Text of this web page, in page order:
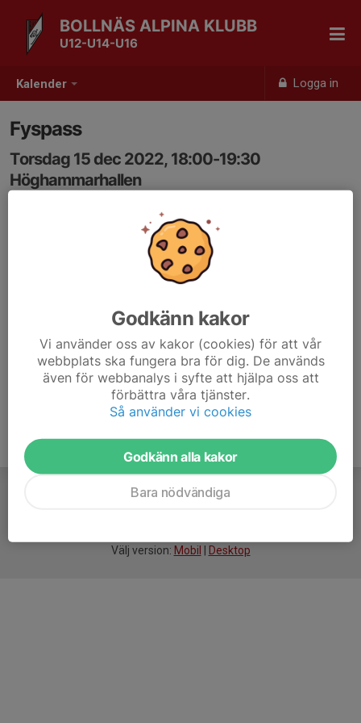
Kalender Logga in
BOLLNÄS ALPINA KLUBB
U12-U14-U16
Fyspass
Torsdag 15 dec 2022, 18:00-19:30
Höghammarhallen
Välj version: Mobil Desktop
Godkänn kakor
Vi använder oss av kakor (cookies) för att vår
webbplats ska fungera bra för dig. De används
även för webbanalys i syfte att hjälpa oss att
förbättra våra tjänster.
Så använder vi cookies
Godkänn alla kakor
Bara nödvändiga